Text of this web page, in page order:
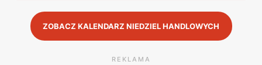
ZOBACZ KALENDARZ NIEDZIEL HANDLOWYCH
REKLAMA